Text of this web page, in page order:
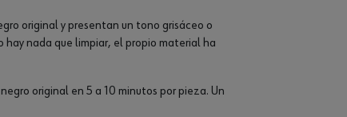
original y presentan un tono grisáceo o
hay nada que limpiar, el propio material ha
original en 5 a 10 minutos por pieza. Un